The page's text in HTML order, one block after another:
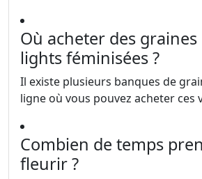
Où acheter des
lights féminisées ?
Il existe plusieurs banques de
ligne où vous pouvez acheter ces
Combien de temps
fleurir ?